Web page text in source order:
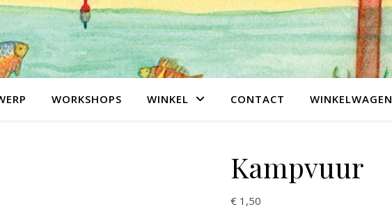
WORKSHOPS WINKEL CONTACT WINKELWAGEN
Kampvuur
€1,50